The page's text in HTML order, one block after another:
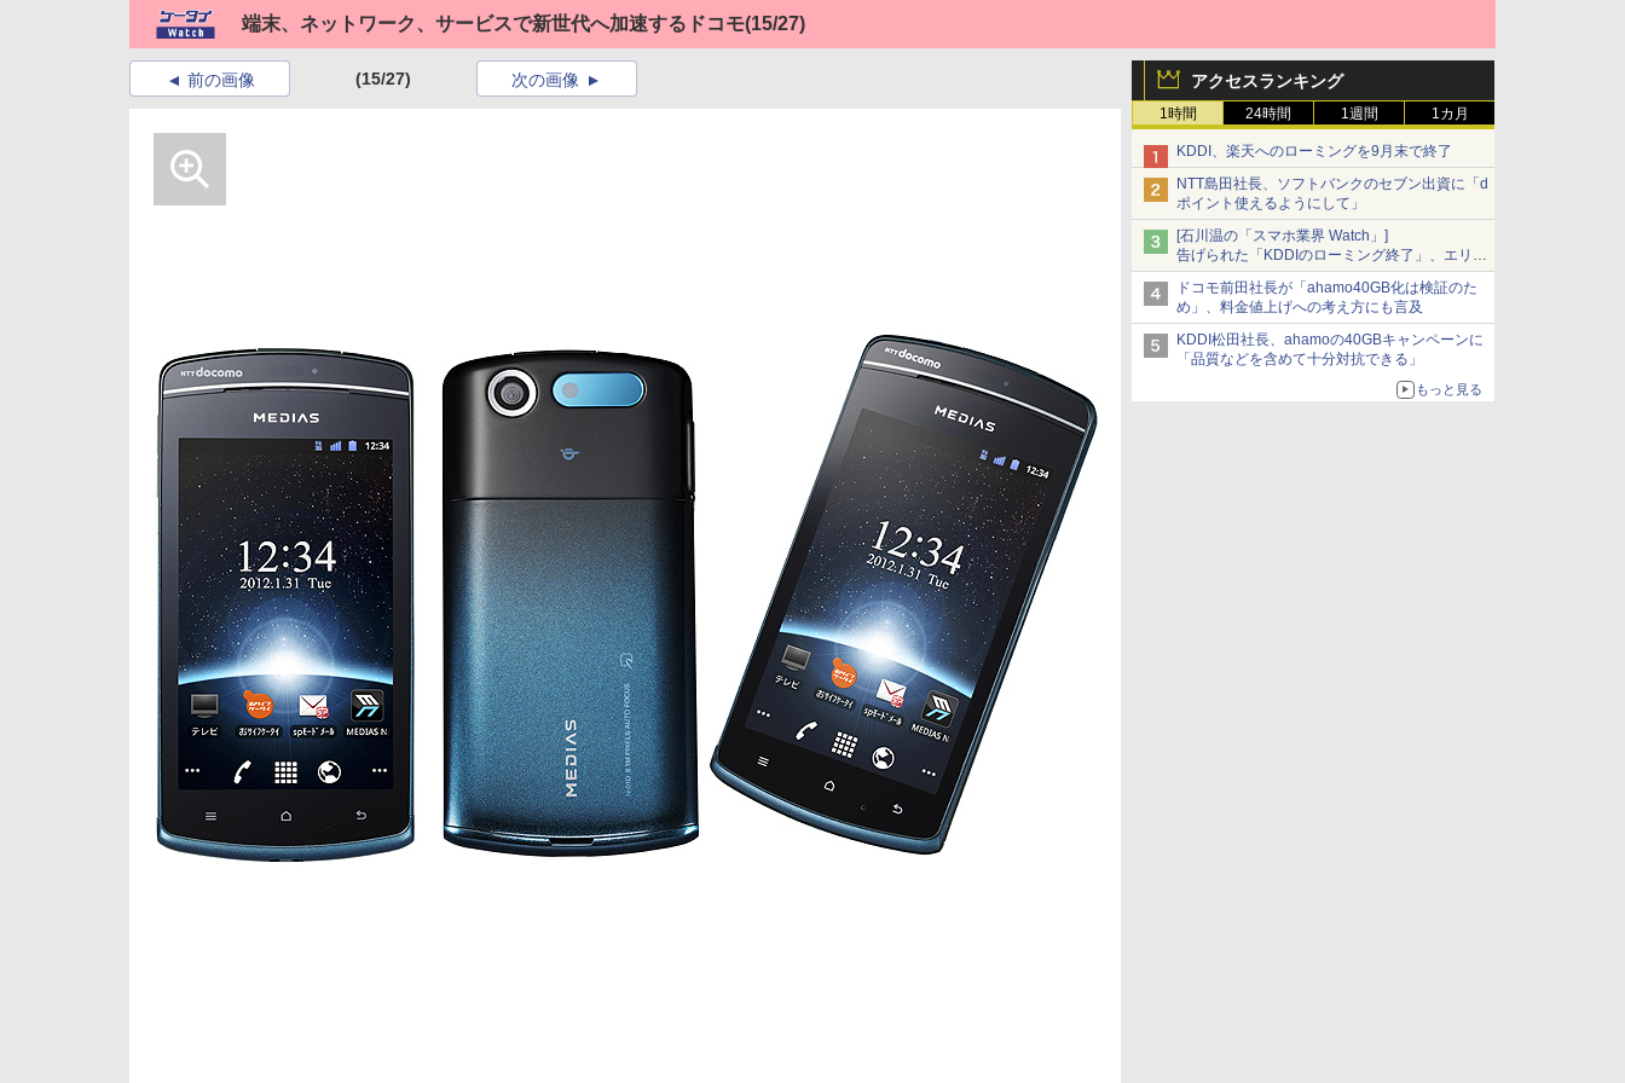
端末、ネットワーク、サービスで新世代へ加速するドコモ(15/27)
アクセスランキング
1時間 24時間 1週間 1カ月
KDDI、楽天へのローミングを9月末で終了
NTT島田社長、ソフトバンクのセブン出資に「d
ポイント使えるようにして」
[石川温の「スマホ業界 Watch」]
告げられた「KDDIのローミング終了」、エリア
マップの落とし穴と楽天モバイルの課題
ドコモ前田社長が「ahamo40GB化は検証のた
め」、料金値上げへの考え方にも言及
KDDI松田社長、ahamoの40GBキャンペーンに
「品質などを含めて十分対抗できる」
もっと見る
前の画像 (15/27) 次の画像